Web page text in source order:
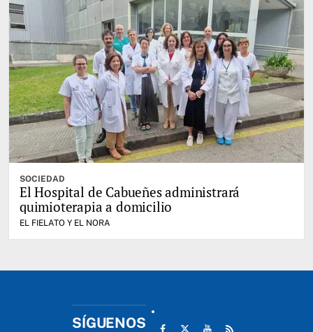
SOCIEDAD
El Hospital de Cabueñes administrará
quimioterapia a domicilio
EL FIELATO Y EL NORA
SÍGUENOS